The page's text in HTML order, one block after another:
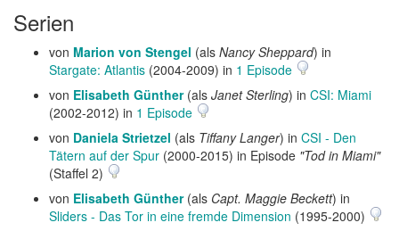
Serien
von Marion von Stengel (als Nancy Sheppard) in
Stargate: Atlantis (2004-2009) in 1 Episode
von Elisabeth Günther(als Janet Sterling) in CSI: Miami
(2002-2012) in 1 Episode
von Daniela Strietzel (als Tiffany Langer) in CSI - Den
Tätern auf der Spur (2000-2015) in Episode "Tod in Miami"
(Staffel 2)
von Elisabeth Günther(als Capt. Maggie Beckett) in
Sliders - Das Tor in eine fremde Dimension (1995-2000)